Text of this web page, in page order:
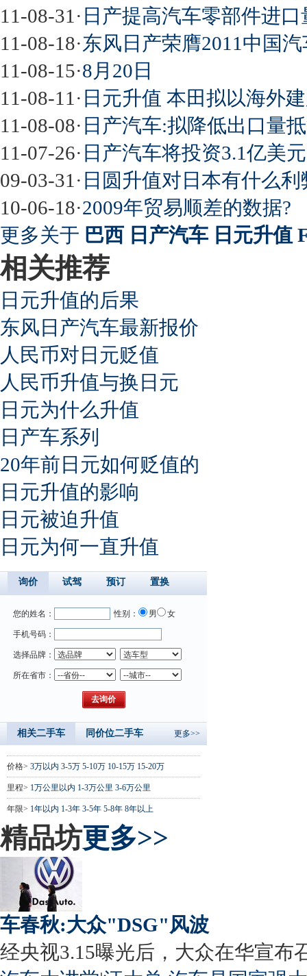
11-08-31 · 日产提高汽车零部件进
11-08-18·东风日产荣膺2011中国
11-08-15·8月20日
11-08-11 · 日元升值 本田拟以海外
11-08-08· 日产汽车:拟降低出口量
11-07-26· 日产汽车将投资3.1亿美
09-03-31 · 日圆升值对日本有什么利
10-06-18·2009年贸易顺差的数据?
更多关于 巴西 日产汽车 日元升值
相关推荐
日元升值的后果
东风日产汽车最新报价
人民币对日元贬值
人民币升值与换日元
日元为什么升值
日产车系列
20年前日元如何贬值的
日元升值的影响
日元被迫升值
日元为何一直升值
询价 试驾 预订 置换
您的姓名： 性别： 男 女
手机号码：
选择品牌：
所在省市：
相关二手车 同价位二手车 更多>>
价格> 3万以内 3-5万 5-10万 10-15万 15-20万
里程> 1万公里以内 1-3万公里 3-6万公里
年限> 1年以内 1-3年 3-5年 5-8年 8年以上
精品坊更多>>
车春秋:大众"DSG"风波
经央视3.15曝光后，大众在华宣布